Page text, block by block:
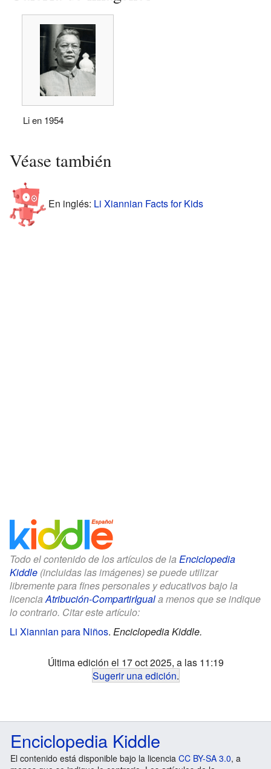
Li en 1954
Véase también
En inglés: Li Xiannian Facts for Kids
Todo el contenido de los artículos de la Enciclopedia
Kiddle (incluidas las imágenes) se puede utilizar
libremente para fines personales y educativos bajo la
licenciaAtribución-CompartirIguala menos que se indique
lo contrario. Citar este artículo:
Li Xiannian para Niños. Enciclopedia Kiddle.
Última edición el 17 oct 2025, a las 11:19
Sugerir una edición.
Enciclopedia Kiddle
El contenido está disponible bajo la licencia CC BY-SA 3.0, a